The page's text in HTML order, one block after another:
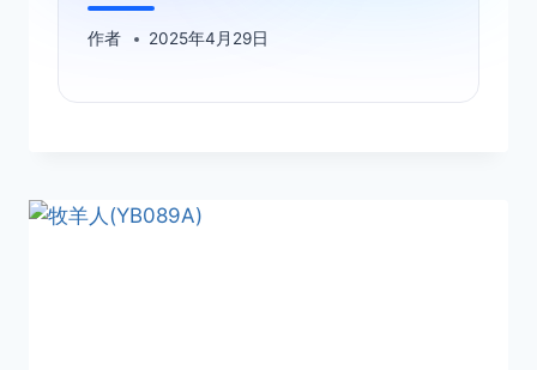
作者 2025年4月29日